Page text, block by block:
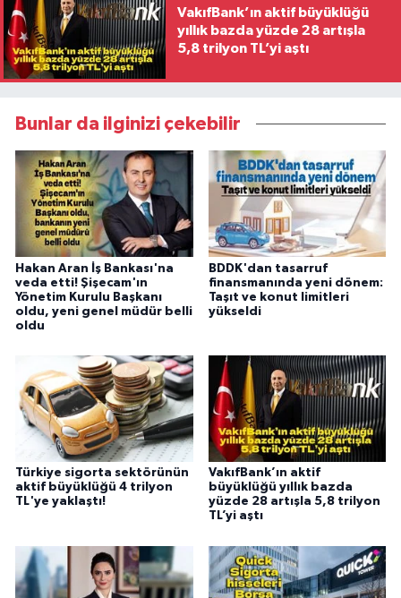
VakıfBank’ın aktif büyüklüğü
yıllık bazda yüzde 28 artışla
5,8 trilyon TL’yi aştı
Bunlar da ilginizi çekebilir
Hakan Aran İş Bankası'na
veda etti! Şişecam'ın
Yönetim Kurulu Başkanı
oldu, yeni genel müdür belli
oldu
BDDK'dan tasarruf
finansmanında yeni dönem:
Taşıt ve konut limitleri
yükseldi
Türkiye sigorta sektörünün
aktif büyüklüğü 4 trilyon
TL'ye yaklaştı!
VakıfBank’ın aktif
büyüklüğü yıllık bazda
yüzde 28 artışla 5,8 trilyon
TL’yi aştı